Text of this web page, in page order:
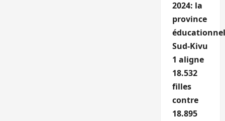
2024: la
province
Sud-Kivu
1 aligne
18.532
filles
contre
18.895